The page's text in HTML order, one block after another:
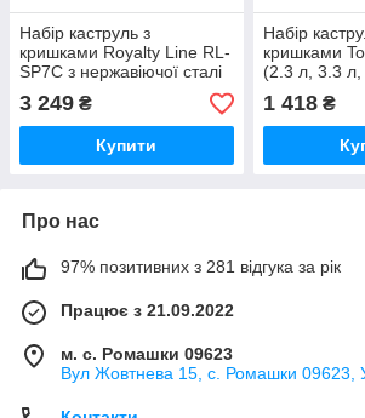
Набір каструль з
кришками Royalty Line RL-
SP7C з нержавіючої сталі
широкі ємності
3 249 ₴
Купити
Набір
кришками
(2.3 л, 3.3 л,
нержавіюча
потовщене
1 418₴
Про нас
97% позитивних з 281 відгука за рік
Працює з 21.09.2022
м. с. Ромашки 09623
Вул Жовтнева 15, с. Ромашки 09623,